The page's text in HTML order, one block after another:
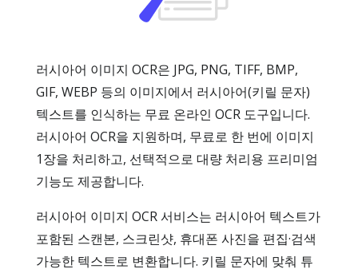
러시아어 이미지 OCR은 JPG, PNG, TIFF, BMP,
GIF, WEBP 등의 이미지에서 러시아어(키릴 문자)
텍스트를 인식하는 무료 온라인 OCR 도구입니다.
러시아어 OCR을 지원하며, 무료로 한 번에 이미지
1장을 처리하고, 선택적으로 대량 처리용 프리미엄
기능도 제공합니다.
러시아어 이미지 OCR 서비스는 러시아어 텍스트가
포함된 스캔본, 스크린샷, 휴대폰 사진을 편집·검색
가능한 텍스트로 변환합니다. 키릴 문자에 맞춰 튜